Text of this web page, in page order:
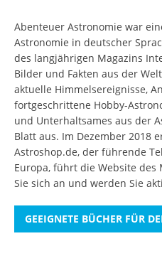
Abenteuer Astronomie war
Astronomie in deutscher
des langjährigen Magazins
Bilder und Fakten aus der
aktuelle Himmelsereignisse,
fortgeschrittene Hobby-
und Unterhaltsames aus der
Blatt aus. Im Dezember 2018
Astroshop.de, der führende
Europa, führt die Website des
Sie sich an und werden Sie
GEEIGNETE BÜCHER FÜR